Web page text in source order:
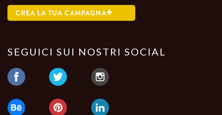
CREA LA TUA CAMPAGNA
SEGUICI SUI NOSTRI SOCIAL